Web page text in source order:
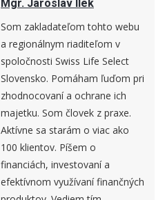
Mgr. Jaroslav Ilek
Som zakladateľom tohto webu
a regionálnym riaditeľom v
spoločnosti Swiss Life Select
Slovensko. Pomáham ľuďom pri
zhodnocovaní a ochrane ich
majetku. Som človek z praxe.
Aktívne sa starám o viac ako
100 klientov. Píšem o
financiách, investovaní a
efektívnom využívaní finančných